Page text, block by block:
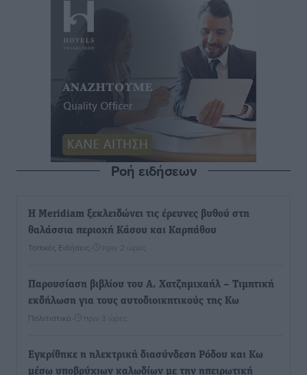
Ροή ειδήσεων
Η Meridiam ξεκλειδώνει τις έρευνες βυθού στη
θαλάσσια περιοχή Κάσου και Καρπάθου
Τοπικές Ειδήσεις πριν 2 ώρες
Παρουσίαση βιβλίου του Α. Χατζημιχαήλ – Τιμητική
εκδήλωση για τους αυτοδιοικητικούς της Κω
Πολιτιστικά πριν 3 ώρες
Εγκρίθηκε η ηλεκτρική διασύνδεση Ρόδου και Κω
μέσω υποβρύχιων καλωδίων με την ηπειρωτική